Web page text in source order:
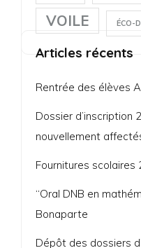
VOILE ÉCO-
Articles récents
Rentrée des élèves
Dossier d’inscription
nouvellement
Fournitures scolaires
“Oral DNB en
Bonaparte
Dépôt des dossiers